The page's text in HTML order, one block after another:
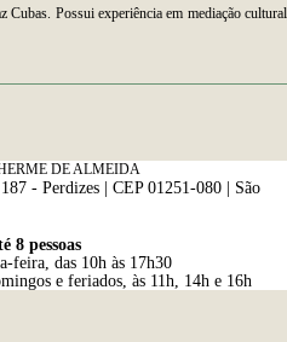
Possui experiência em mediação
DE ALMEIDA
- Perdizes | CEP 01251-080 | São
8 pessoas
feira, das 10h às 17h30
e feriados, às 11h, 14h e 16h